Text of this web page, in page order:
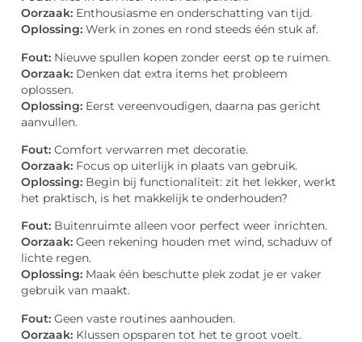
Oorzaak: Enthousiasme en onderschatting van tijd.
Oplossing: Werk in zones en rond steeds één stuk af.
Fout: Nieuwe spullen kopen zonder eerst op te ruimen.
Oorzaak: Denken dat extra items het probleem
oplossen.
Oplossing: Eerst vereenvoudigen, daarna pas gericht
aanvullen.
Fout: Comfort verwarren met decoratie.
Oorzaak: Focus op uiterlijk in plaats van gebruik.
Oplossing: Begin bij functionaliteit: zit het lekker, werkt
het praktisch, is het makkelijk te onderhouden?
Fout: Buitenruimte alleen voor perfect weer inrichten.
Oorzaak: Geen rekening houden met wind, schaduw of
lichte regen.
Oplossing: Maak één beschutte plek zodat je er vaker
gebruik van maakt.
Fout: Geen vaste routines aanhouden.
Oorzaak: Klussen opsparen tot het te groot voelt.